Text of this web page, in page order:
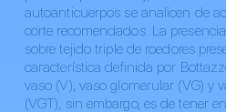
autoanticuerpos se analicen de
corte recomendados. La
sobre tejido triple de roedores
característica definida por
vaso (V), vaso glomerular (VG) y
(VGT), sin embargo, es de tener